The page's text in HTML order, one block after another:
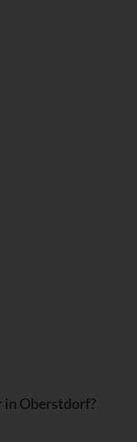
Oberstdorf?